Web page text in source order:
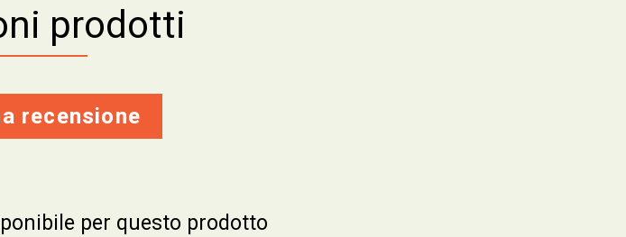
prodotti
recensione
per questo prodotto